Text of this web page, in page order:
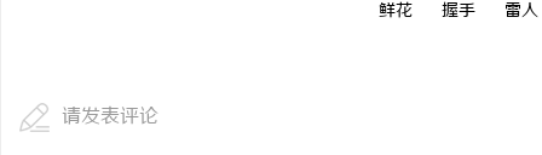
鲜花 握手 雷人
请发表评论